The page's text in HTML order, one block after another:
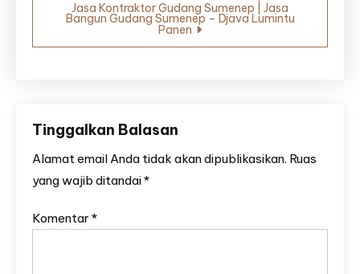
Jasa Kontraktor Gudang Sumenep | Jasa
Bangun Gudang Sumenep – Djava Lumintu
Panen
Tinggalkan Balasan
Alamat email Anda tidak akan dipublikasikan. Ruas
yang wajib ditandai*
Komentar *